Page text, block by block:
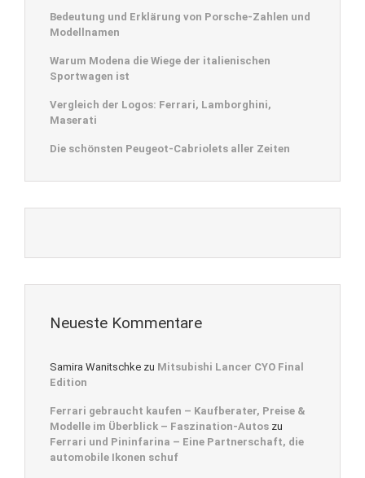
Bedeutung und Erklärung von Porsche-Zahlen und
Modellnamen
Warum Modena die Wiege der italienischen
Sportwagen ist
Vergleich der Logos: Ferrari, Lamborghini,
Maserati
Die schönsten Peugeot-Cabriolets aller Zeiten
Neueste Kommentare
Samira Wanitschke zu Mitsubishi Lancer CYO Final
Edition
Ferrari gebraucht kaufen – Kaufberater, Preise &
Modelle im Überblick – Faszination-Autos zu
Ferrari und Pininfarina – Eine Partnerschaft, die
automobile Ikonen schuf